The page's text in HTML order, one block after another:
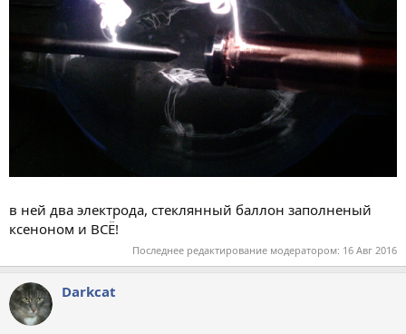
в ней два электрода, стеклянный баллон заполненый
ксеноном и ВСЁ!
Последнее редактирование модератором: 16 Авг 2016
Darkcat